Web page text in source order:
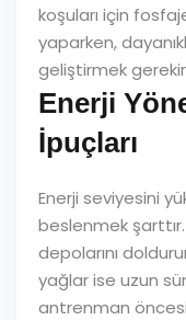
koşuları için
yaparken,
geliştirmek
Enerji
İpuçları
Enerji seviyesini
beslenmek
depolarını
yağlar ise uzun
antrenman